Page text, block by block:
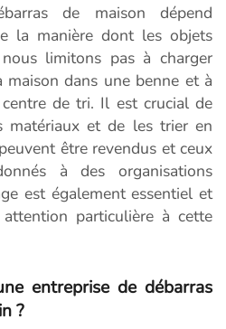
de maison dépend
la manière dont les objets
limitons pas à charger
dans une benne et à
de tri. Il est crucial de
matériaux et de les trier en
être revendus et ceux
à des organisations
est également essentiel et
particulière à cette
entreprise de débarras
?